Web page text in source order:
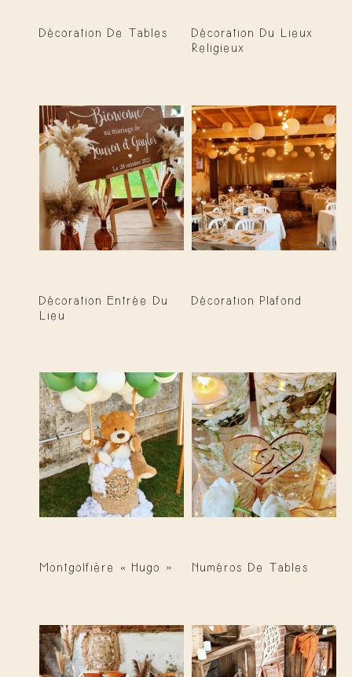
Décoration De Tables
Décoration Du Lieux
Religieux
Décoration Entrée Du
Lieu
Décoration Plafond
Montgolfière « Hugo » Numéros De Tables